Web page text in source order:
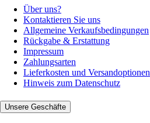
Über uns?
Kontaktieren Sie uns
Allgemeine Verkaufsbedingungen
Rückgabe & Erstattung
Impressum
Zahlungsarten
Lieferkosten und Versandoptionen
Hinweis zum Datenschutz
Unsere Geschäfte